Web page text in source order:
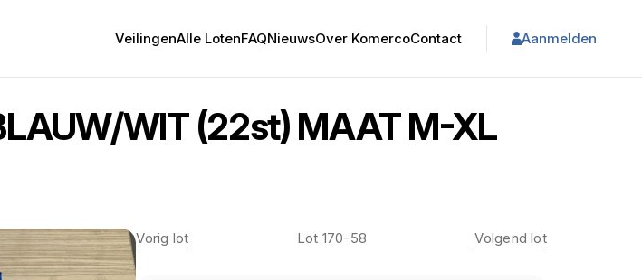
VeilingenAlle LotenFAQNieuwsOver KomercoContact Aanmelden
WIT (22st) MAAT M-XL
Vorig lot Lot 170-58 Volgend lot